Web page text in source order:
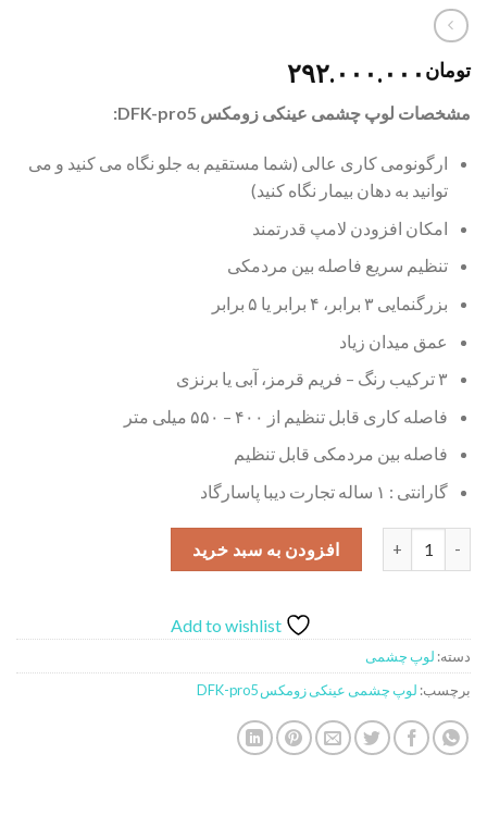
تومان ۲۹۲.۰۰۰.۰۰۰
مشخصات لوپ چشمی عینکی زومکس DFK-pro5:
ارگونومی کاری عالی (شما مستقیم به جلو نگاه می کنید و می
توانید به دهان بیمار نگاه کنید)
امکان افزودن لامپ قدرتمند
تنظیم سریع فاصله بین مردمکی
بزرگنمایی ۳ برابر، ۴ برابر یا ۵ برابر
عمق میدان زیاد
۳ ترکیب رنگ – فریم قرمز، آبی یا برنزی
فاصله کاری قابل تنظیم از ۴۰۰ – ۵۵۰ میلی متر
فاصله بین مردمکی قابل تنظیم
گارانتی : ۱ ساله تجارت دیبا پاسارگاد
لوپ چشمی عینکی زومکس مدل DFK-pro5 عددافزودن به سبد خرید
Add to wishlist
دسته: لوپ چشمی
برچسب: لوپ چشمی عینکی زومکس DFK-pro5